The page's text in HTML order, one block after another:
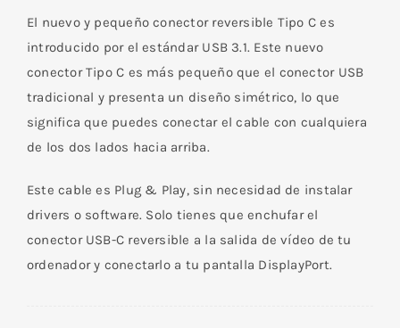
El nuevo y pequeño conector reversible Tipo C es
introducido por el estándar USB 3.1. Este nuevo
conector Tipo C es más pequeño que el conector USB
tradicional y presenta un diseño simétrico, lo que
significa que puedes conectar el cable con cualquiera
de los dos lados hacia arriba.
Este cable es Plug & Play, sin necesidad de instalar
drivers o software. Solo tienes que enchufar el
conector USB-C reversible a la salida de vídeo de tu
ordenador y conectarlo a tu pantalla DisplayPort.